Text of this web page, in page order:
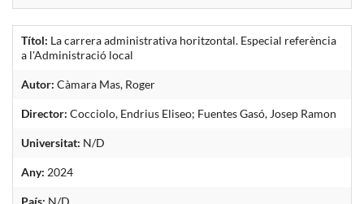
Títol: La carrera administrativa horitzontal. Especial referència
a l'Administració local
Autor: Càmara Mas, Roger
Director: Cocciolo, Endrius Eliseo; Fuentes Gasó, Josep Ramon
Universitat: N/D
Any: 2024
País: N/D